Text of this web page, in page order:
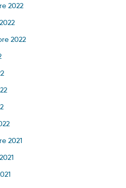
2022
2022
2021